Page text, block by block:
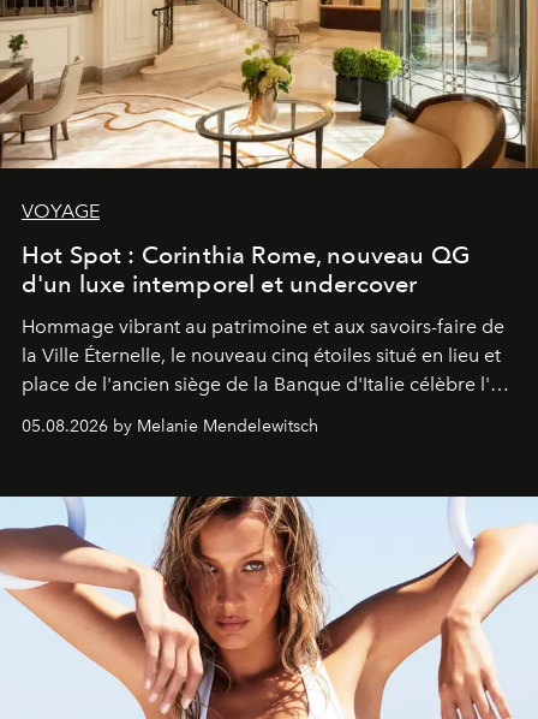
VOYAGE
Hot Spot : Corinthia Rome, nouveau QG
d'un luxe intemporel et undercover
Hommage vibrant au patrimoine et aux savoirs-faire de
la Ville Éternelle, le nouveau cinq étoiles situé en lieu et
place de l'ancien siège de la Banque d'Italie célèbre l'art
de vivre Romain dans toute son élégance intemporelle.
05.08.2026 by Melanie Mendelewitsch